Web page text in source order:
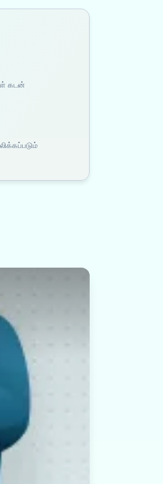
கடன்